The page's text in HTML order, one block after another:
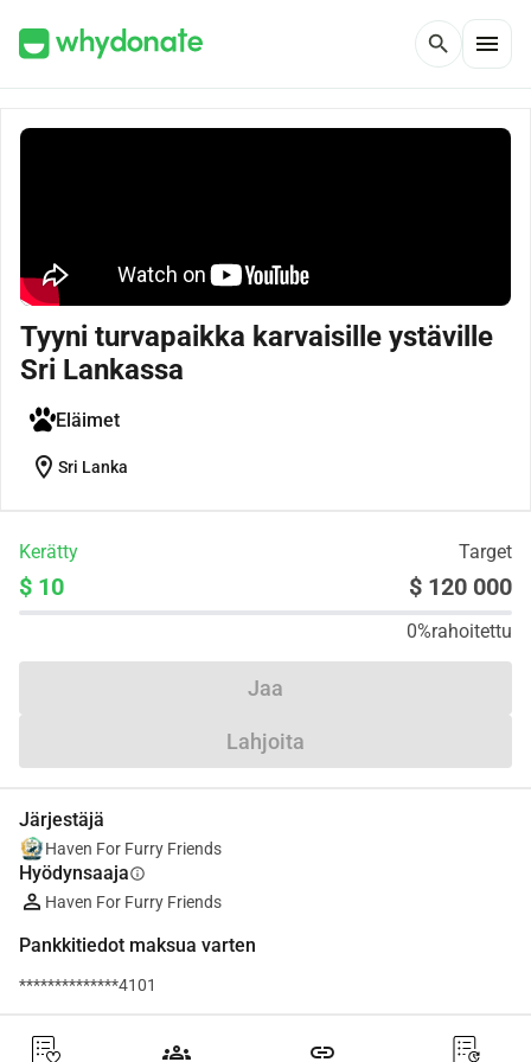
search menu
Tyyni turvapaikka karvaisille ystäville
Sri Lankassa
Eläimet
location_on Sri Lanka
Kerätty Target
$ 10 $ 120 000
0%rahoitettu
Jaa
Lahjoita
Järjestäjä
Haven For Furry Friends
Hyödynsaajainfo
Haven For Furry Friends
Pankkitiedot maksua varten
**************4101
groups link